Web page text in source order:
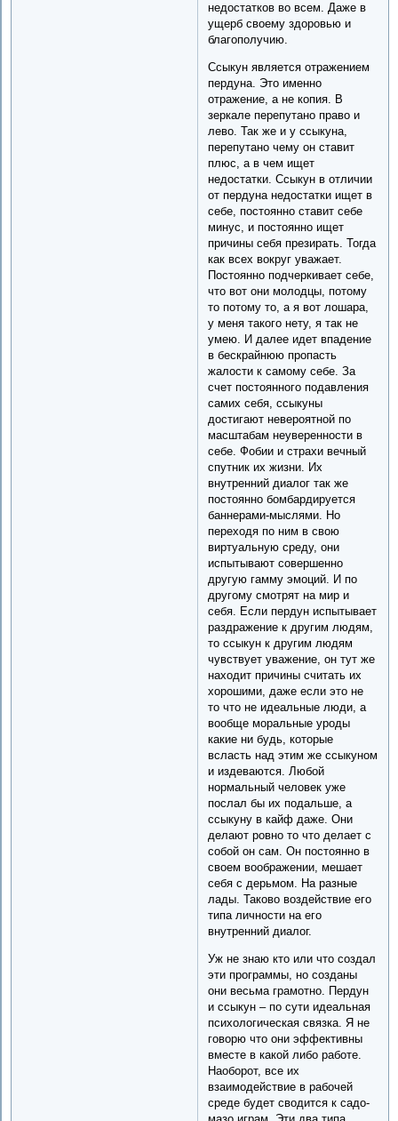
недостатков во всем. Даже в
ущерб своему здоровью и
благополучию.
Ссыкун является отражением
пердуна. Это именно
отражение, а не копия. В
зеркале перепутано право и
лево. Так же и у ссыкуна,
перепутано чему он ставит
плюс, а в чем ищет
недостатки. Ссыкун в отличии
от пердуна недостатки ищет в
себе, постоянно ставит себе
минус, и постоянно ищет
причины себя презирать. Тогда
как всех вокруг уважает.
Постоянно подчеркивает себе,
что вот они молодцы, потому
то потому то, а я вот лошара,
у меня такого нету, я так не
умею. И далее идет впадение
в бескрайнюю пропасть
жалости к самому себе. За
счет постоянного подавления
самих себя, ссыкуны
достигают невероятной по
масштабам неуверенности в
себе. Фобии и страхи вечный
спутник их жизни. Их
внутренний диалог так же
постоянно бомбардируется
баннерами-мыслями. Но
переходя по ним в свою
виртуальную среду, они
испытывают совершенно
другую гамму эмоций. И по
другому смотрят на мир и
себя. Если пердун испытывает
раздражение к другим людям,
то ссыкун к другим людям
чувствует уважение, он тут же
находит причины считать их
хорошими, даже если это не
то что не идеальные люди, а
вообще моральные уроды
какие ни будь, которые
всласть над этим же ссыкуном
и издеваются. Любой
нормальный человек уже
послал бы их подальше, а
ссыкуну в кайф даже. Они
делают ровно то что делает с
собой он сам. Он постоянно в
своем воображении, мешает
себя с дерьмом. На разные
лады. Таково воздействие его
типа личности на его
внутренний диалог.
Уж не знаю кто или что создал
эти программы, но созданы
они весьма грамотно. Пердун
и ссыкун – по сути идеальная
психологическая связка. Я не
говорю что они эффективны
вместе в какой либо работе.
Наоборот, все их
взаимодействие в рабочей
среде будет сводится к садо-